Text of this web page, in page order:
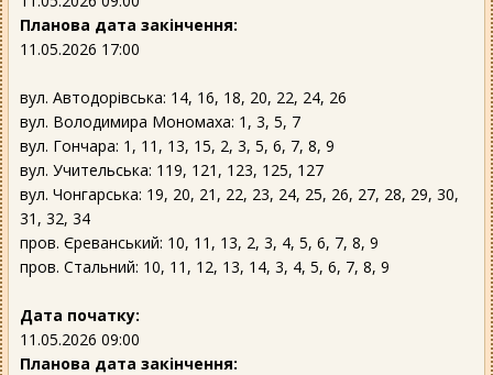
Планова дата закінчення:
11.05.2026 17:00
вул. Автодорівська: 14, 16, 18, 20, 22, 24, 26
вул. Володимира Мономаха: 1, 3, 5, 7
вул. Гончара: 1, 11, 13, 15, 2, 3, 5, 6, 7, 8, 9
вул. Учительська: 119, 121, 123, 125, 127
вул. Чонгарська: 19, 20, 21, 22, 23, 24, 25, 26, 27, 28, 29, 30,
31, 32, 34
пров. Єреванський: 10, 11, 13, 2, 3, 4, 5, 6, 7, 8, 9
пров. Стальний: 10, 11, 12, 13, 14, 3, 4, 5, 6, 7, 8, 9
Дата початку:
11.05.2026 09:00
Планова дата закінчення: